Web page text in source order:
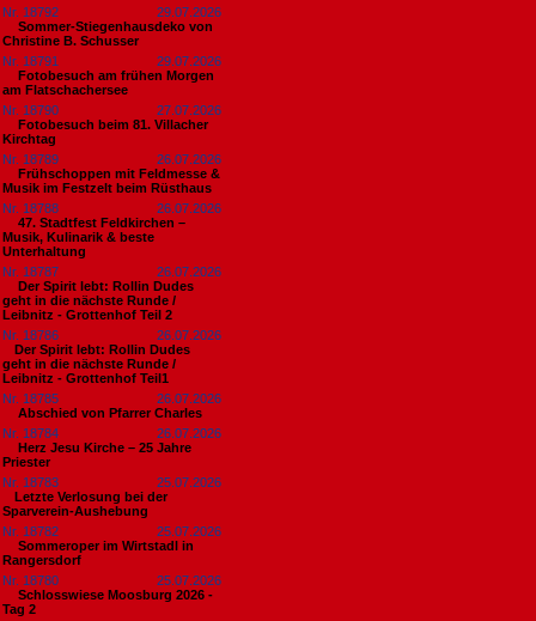
Nr. 18792
29.07.2026
Sommer-Stiegenhausdeko von
Christine B. Schusser
Nr. 18791
29.07.2026
Fotobesuch am frühen Morgen
am Flatschachersee
Nr. 18790
27.07.2026
Fotobesuch beim 81. Villacher
Kirchtag
Nr. 18789
26.07.2026
Frühschoppen mit Feldmesse &
Musik im Festzelt beim Rüsthaus
Nr. 18788
26.07.2026
47. Stadtfest Feldkirchen –
Musik, Kulinarik & beste
Unterhaltung
Nr. 18787
26.07.2026
Der Spirit lebt: Rollin Dudes
geht in die nächste Runde /
Leibnitz - Grottenhof Teil 2
Nr. 18786
26.07.2026
​Der Spirit lebt: Rollin Dudes
geht in die nächste Runde /
Leibnitz - Grottenhof Teil1
Nr. 18785
26.07.2026
Abschied von Pfarrer Charles
Nr. 18784
26.07.2026
Herz Jesu Kirche – 25 Jahre
Priester
Nr. 18783
25.07.2026
​Letzte Verlosung bei der
Sparverein-Aushebung
Nr. 18782
25.07.2026
Sommeroper im Wirtstadl in
Rangersdorf
Nr. 18780
25.07.2026
Schlosswiese Moosburg 2026 -
Tag 2